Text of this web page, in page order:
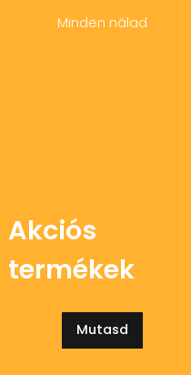
Minden nálad
Akciós
termékek
Mutasd